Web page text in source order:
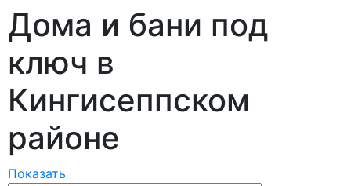
Дома и бани под
ключ в
Кингисеппском
районе
Показать